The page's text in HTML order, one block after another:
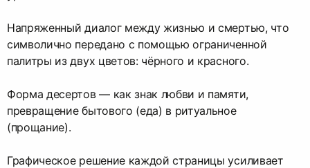
Напряженный диалог между жизнью и смертью, что
символично передано с помощью ограниченной
палитры из двух цветов: чёрного и красного.
Форма десертов — как знак любви и памяти,
превращение бытового (еда) в ритуальное
(прощание).
Графическое решение каждой страницы усиливает